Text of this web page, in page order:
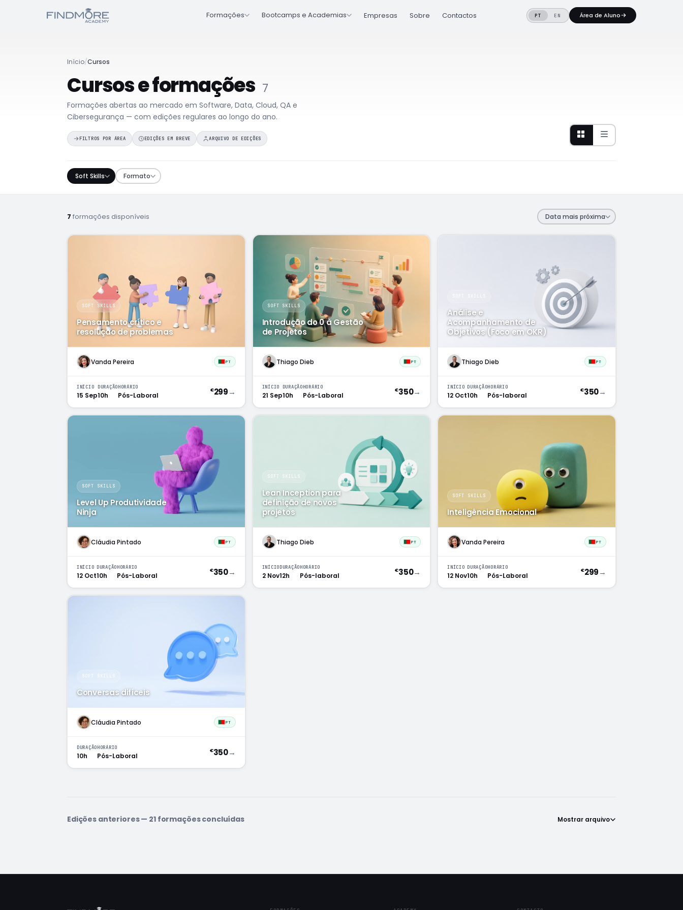
Formações Bootcamps e Academias Empresas Sobre Contactos PT EN Área de Aluno
Início/Cursos
Cursos e formações 7
Formações abertas ao mercado em Software, Data, Cloud, QA e
Cibersegurança — com edições regulares ao longo do ano.
FILTROS POR ÁREA EDIÇÕES EM BREVE ARQUIVO DE EDIÇÕES
Soft Skills Formato
7 formações disponíveis Data mais próxima
SOFT SKILLS
Pensamento crítico e
resolução de problemas
Vanda Pereira PT
INÍCIO
15 Sep
DURAÇÃO
10h
HORÁRIO
Pós-Laboral
€299→
SOFT SKILLS
Introdução do 0 à Gestão
de Projetos
Thiago Dieb PT
INÍCIO
21 Sep
DURAÇÃO
10h
HORÁRIO
Pós-Laboral
€350→
Análise e
Acompanhamento de
Objetivos (Foco em OKR)
Thiago Dieb PT
INÍCIO
12 Oct
DURAÇÃO
10h
HORÁRIO
Pós-laboral
€350→
SOFT SKILLS
Level Up Produtividade
Ninja
Cláudia Pintado PT
INÍCIO
12 Oct
DURAÇÃO
10h
HORÁRIO
Pós-Laboral
€350→
SOFT SKILLS
Lean Inception para
definição de novos
projetos
Thiago Dieb PT
INÍCIO
2 Nov
DURAÇÃO
12h
HORÁRIO
Pós-laboral
€350→
SOFT SKILLS
Inteligência Emocional
Vanda Pereira PT
INÍCIO
12 Nov
DURAÇÃO
10h
HORÁRIO
Pós-Laboral
€299→
SOFT SKILLS
Conversas difíceis
Cláudia Pintado PT
DURAÇÃO
10h
HORÁRIO
Pós-Laboral
€350→
Edições anteriores — 21 formações concluídas Mostrar arquivo